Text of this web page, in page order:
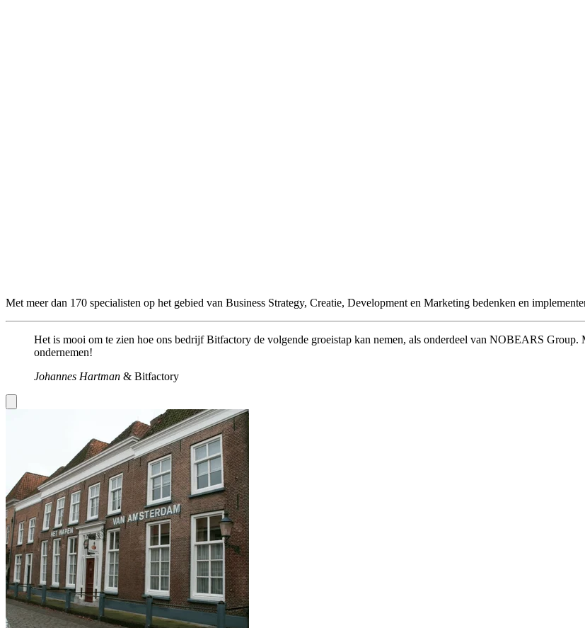
Met meer dan 170 specialisten op het gebied van Business Strategy, Creatie, Development en Marketing bedenken en
Het is mooi om te zien hoe ons bedrijf Bitfactory de volgende groeistap kan nemen, als onderdeel van NOBEARS
ondernemen!
Johannes Hartman & Bitfactory